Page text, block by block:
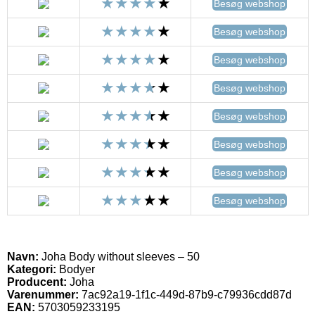
Besøg webshop
Besøg webshop
Besøg webshop
Besøg webshop
Besøg webshop
Besøg webshop
Besøg webshop
Besøg webshop
Navn: Joha Body without sleeves – 50
Kategori: Bodyer
Producent: Joha
Varenummer: 7ac92a19-1f1c-449d-87b9-c79936cdd87d
EAN: 5703059233195